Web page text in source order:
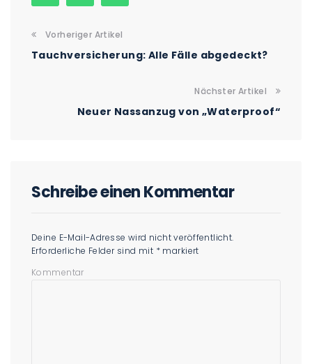
Vorheriger Artikel
Tauchversicherung: Alle Fälle abgedeckt?
Nächster Artikel
Neuer Nassanzug von „Waterproof“
Schreibe einen Kommentar
Deine E-Mail-Adresse wird nicht veröffentlicht.
Erforderliche Felder sind mit * markiert
Kommentar